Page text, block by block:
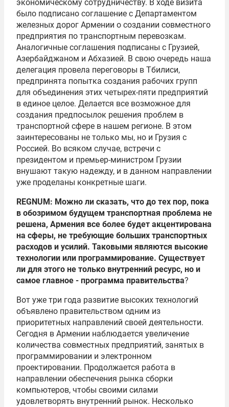
экономическому сотрудничеству. В ходе визита
было подписано соглашение с Департаментом
железных дорог Армении о создании совместного
предприятия по транспортным перевозкам.
Аналогичные соглашения подписаны с Грузией,
Азербайджаном и Абхазией. В свою очередь наша
делегация провела переговоры в Тбилиси,
предпринята попытка создания рабочих групп
для объединения этих четырех-пяти предприятий
в единое целое. Делается все возможное для
создания предпосылок решения проблем в
транспортной сфере в нашем регионе. В этом
заинтересованы не только мы, но и Грузия с
Россией. Во всяком случае, встречи с
президентом и премьер-министром Грузии
внушают такую надежду, и в данном направлении
уже проделаны конкретные шаги.
REGNUM: Можно ли сказать, что до тех пор, пока
в обозримом будущем транспортная проблема не
решена, Армения все более будет акцентирована
на сферы, не требующие больших транспортных
расходов и усилий. Таковыми являются высокие
технологии или программирование. Существует
ли для этого не только внутренний ресурс, но и
самое главное - программа правительства?
Вот уже три года развитие высоких технологий
объявлено правительством одним из
приоритетных направлений своей деятельности.
Сегодня в Армении наблюдается увеличение
количества совместных предприятий, занятых в
программировании и электронном
проектировании. Продолжается работа в
направлении обеспечения рынка сборки
компьютеров, чтобы своими силами
удовлетворять внутренний рынок. Несколько